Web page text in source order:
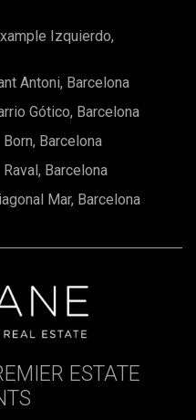
Izquierdo,
Antoni, Barcelona
Gótico, Barcelona
Barcelona
Barcelona
Mar, Barcelona
ESTATE